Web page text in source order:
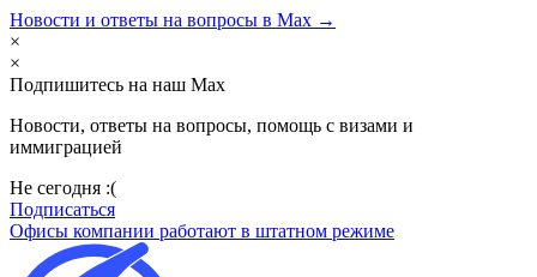
Новости и ответы на вопросы в Max →
×
×
Подпишитесь на наш Max
Новости, ответы на вопросы, помощь с визами и
иммиграцией
Не сегодня :(
Подписаться
Офисы компании работают в штатном режиме